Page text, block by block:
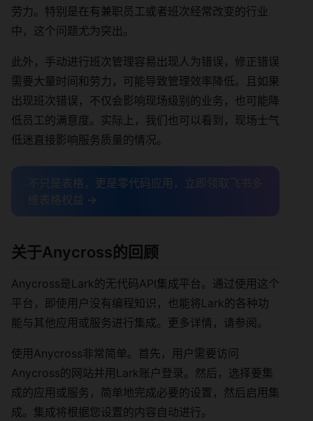
劳力。特别是在有兼职员工或者班次经常改变的行业
中，这个问题尤为突出。
此外，手动进行班次管理容易出现人为错误，修正错误
需要大量时间和劳力，可能导致管理效率降低。且如果
出现班次错误，不仅会影响现场级别的业务，也可能降
低员工的满意度。实际上，我们也可以看到，现场士气
低迷直接影响服务质量的情况。
不只是表格，更是零代码应用，立即领取飞书多
维表格权益 →
关于Anycross的回顾
Anycross是Lark的无代码API集成平台。通过使用这个
平台，即使用户没有编程知识，也能将Lark的各种功
能与其他应用或服务进行集成。更多详情，请参阅。
使用Anycross非常简单。首先，用户需要访问
Anycross的网站并用Lark账户登录。然后，选择要集
成的应用或服务，简单地完成必要的设置，然后启用集
成。集成将根据您设置的内容自动进行。